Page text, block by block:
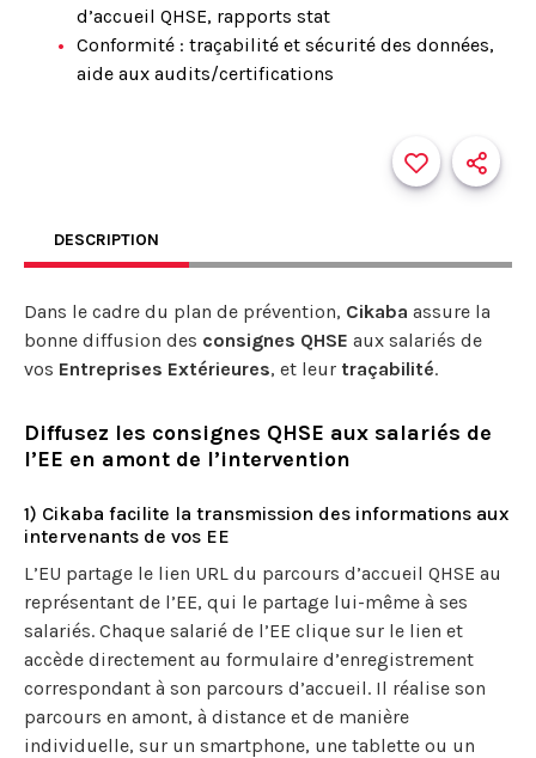
d’accueil QHSE, rapports stat
Conformité : traçabilité et sécurité des données,
aide aux audits/certifications
DESCRIPTION
Dans le cadre du plan de prévention, Cikaba assure la
bonne diffusion des consignes QHSE aux salariés de
vos Entreprises Extérieures, et leur traçabilité.
Diffusez les consignes QHSE aux salariés de
l’EE en amont de l’intervention
1) Cikaba facilite la transmission des informations aux
intervenants de vos EE
L’EU partage le lien URL du parcours d’accueil QHSE au
représentant de l’EE, qui le partage lui-même à ses
salariés. Chaque salarié de l’EE clique sur le lien et
accède directement au formulaire d’enregistrement
correspondant à son parcours d’accueil. Il réalise son
parcours en amont, à distance et de manière
individuelle, sur un smartphone, une tablette ou un